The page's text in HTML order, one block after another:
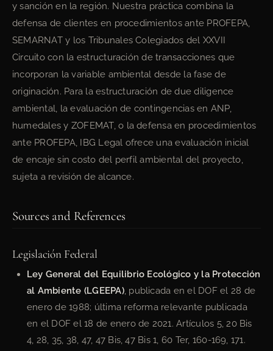
y sanción en la región. Nuestra práctica combina la
defensa de clientes en procedimientos ante PROFEPA,
SEMARNAT y los Tribunales Colegiados del XXVII
Circuito con la estructuración de transacciones que
incorporan la variable ambiental desde la fase de
originación. Para la estructuración de due diligence
ambiental, la evaluación de contingencias en ANP,
humedales y ZOFEMAT, o la defensa en procedimientos
ante PROFEPA, IBG Legal ofrece una evaluación inicial
de encaje sin costo del perfil ambiental del proyecto,
sujeta a revisión de alcance.
Sources and References
Legislación Federal
Ley General del Equilibrio Ecológico y la Protección
al Ambiente (LGEEPA), publicada en el DOF el 28 de
enero de 1988; última reforma relevante publicada
en el DOF el 18 de enero de 2021. Artículos 5, 20 Bis
4, 28, 35, 38, 47, 47 Bis, 47 Bis 1, 60 Ter, 160-169, 171.